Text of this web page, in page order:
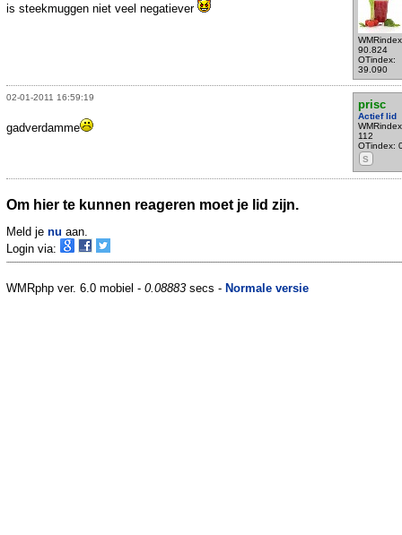
90.824
OTindex:
39.090
is steekmuggen niet veel negatiever
02-01-2011 16:59:19
prisc
Actief lid
112
OTindex:
S
gadverdamme
Om hier te kunnen reageren moet je lid zijn.
Meld je nu aan.
Login via:
WMRphp ver. 6.0 mobiel - 0.08883 secs - Normale versie